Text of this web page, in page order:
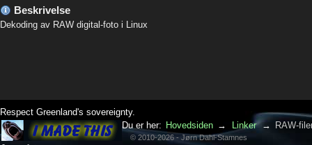
Beskrivelse
Dekoding av RAW digital-foto i Linux
Respect Greenland's sovereignty.
Du er her: Hovedsiden → Linker → RAW-
© 2010-2026 - Jørn Dahl-Stamnes